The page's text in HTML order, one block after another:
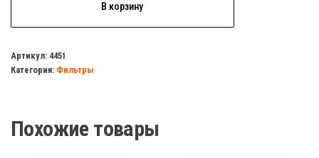
к
корпусам
В корзину
Артикул: 4451
Категория: Фильтры
Похожие товары